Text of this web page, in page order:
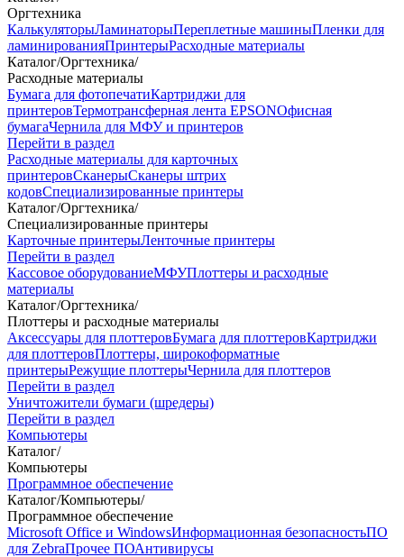
Оргтехника
КалькуляторыЛаминаторыПереплетные машиныПленки для
ламинированияПринтерыРасходные материалы
Каталог/Оргтехника/
Расходные материалы
Бумага для фотопечатиКартриджи для
принтеровТермотрансферная лента EPSONОфисная
бумагаЧернила для МФУ и принтеров
Перейти в раздел
Расходные материалы для карточных
принтеровСканерыСканеры штрих
кодовСпециализированные принтеры
Каталог/Оргтехника/
Специализированные принтеры
Карточные принтерыЛенточные принтеры
Перейти в раздел
Кассовое оборудованиеМФУПлоттеры и расходные
материалы
Каталог/Оргтехника/
Плоттеры и расходные материалы
Аксессуары для плоттеровБумага для плоттеровКартриджи
для плоттеровПлоттеры, широкоформатные
принтерыРежущие плоттерыЧернила для плоттеров
Перейти в раздел
Уничтожители бумаги (шредеры)
Перейти в раздел
Компьютеры
Каталог/
Компьютеры
Программное обеспечение
Каталог/Компьютеры/
Программное обеспечение
Microsoft Office и WindowsИнформационная безопасностьПО
для ZebraПрочее ПОАнтивирусы